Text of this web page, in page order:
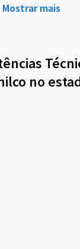
Mostrar mais
no